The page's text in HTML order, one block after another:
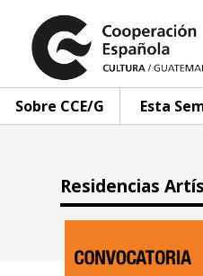
Sobre CCE/G Esta
Residencias